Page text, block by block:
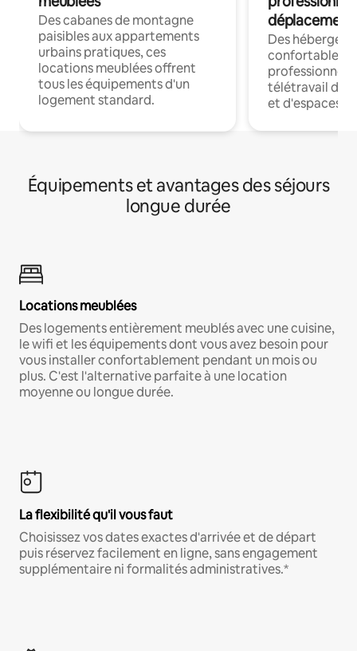
Des cabanes de montagne
paisibles aux appartements
urbains pratiques, ces
locations meublées offrent
tous les équipements d'un
logement standard.
déplacement
Des
confortables
professionnels
télétravail
et d'espaces
Équipements et avantages des séjours
longue durée
Locations meublées
Des logements entièrement meublés avec une cuisine,
le wifi et les équipements dont vous avez besoin pour
vous installer confortablement pendant un mois ou
plus. C'est l'alternative parfaite à une location
moyenne ou longue durée.
La flexibilité qu'il vous faut
Choisissez vos dates exactes d'arrivée et de départ
puis réservez facilement en ligne, sans engagement
supplémentaire ni formalités administratives.*